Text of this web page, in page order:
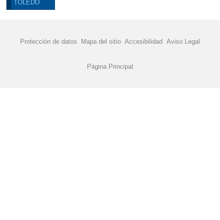
PLAN DIGITAL DE CENTRO 2022
RECREOS DIVERTIDOS
TOLEDO
Protección de datos Mapa del sitio Accesibilidad Aviso Legal
Página Principal